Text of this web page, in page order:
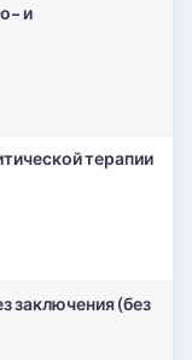
и
терапии
заключения (без